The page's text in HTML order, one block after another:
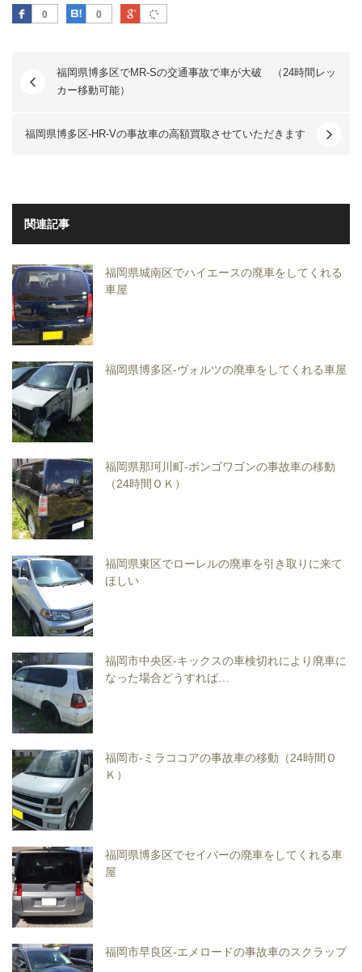
0
Facebook 0
はてなブックマーク
Google Plus
福岡県博多区でMR-Sの交通事故で車が大破 （24時間レッ
カー移動可能）
福岡県博多区-HR-Vの事故車の高額買取させていただきます
関連記事
福岡県城南区でハイエースの廃車をしてくれる
車屋
福岡県博多区-ヴォルツの廃車をしてくれる車屋
福岡県那珂川町-ボンゴワゴンの事故車の移動
（24時間ＯＫ）
福岡県東区でローレルの廃車を引き取りに来て
ほしい
福岡市中央区-キックスの車検切れにより廃車に
なった場合どうすれば…
福岡市-ミラココアの事故車の移動（24時間Ｏ
Ｋ）
福岡県博多区でセイバーの廃車をしてくれる車
屋
福岡市早良区-エメロードの事故車のスクラップ